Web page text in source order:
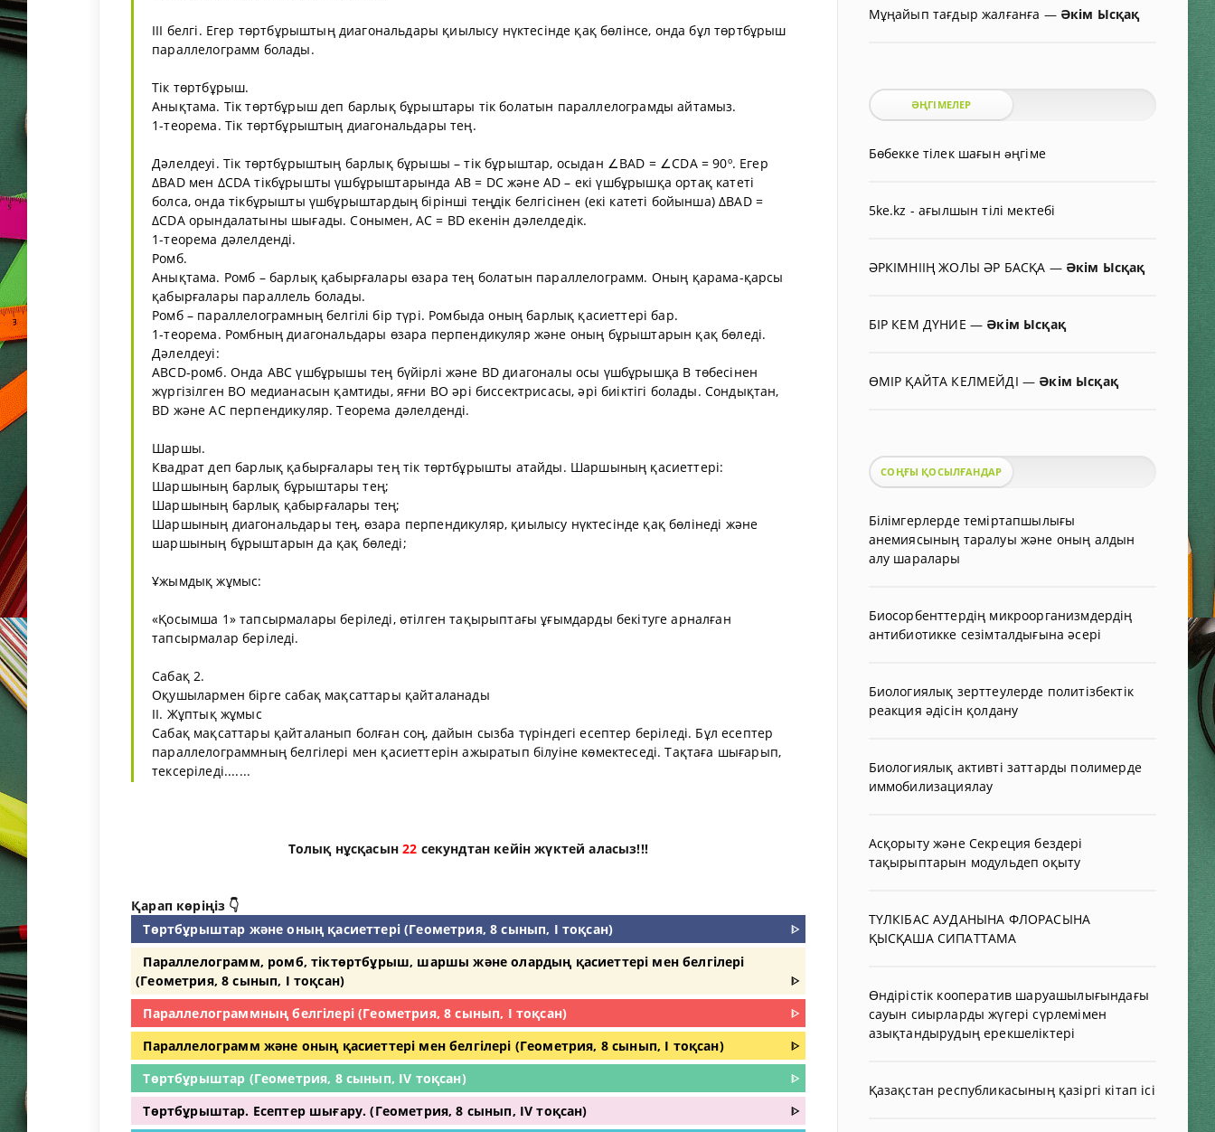
III белгі. Егер төртбұрыштың диагональдары қиылысу нүктесінде қақ бөлінсе, онда бұл төртбұрыш
параллелограмм болады.
Тік төртбұрыш.
Анықтама. Тік төртбұрыш деп барлық бұрыштары тік болатын параллелограмды айтамыз.
1-теорема. Тік төртбұрыштың диагональдары тең.
Дәлелдеуі. Тік төртбұрыштың барлық бұрышы – тік бұрыштар, осыдан ∠BAD = ∠CDA = 90º. Егер
ΔBAD мен ΔCDA тікбұрышты үшбұрыштарында AB = DC және AD – екі үшбұрышқа ортақ катеті
болса, онда тікбұрышты үшбұрыштардың бірінші теңдік белгісінен (екі катеті бойынша) ΔBAD =
ΔCDA орындалатыны шығады. Сонымен, AС = BD екенін дәлелдедік.
1-теорема дәлелденді.
Ромб.
Анықтама. Ромб – барлық қабырғалары өзара тең болатын параллелограмм. Оның қарама-қарсы
қабырғалары параллель болады.
Ромб – параллелограмның белгілі бір түрі. Ромбыда оның барлық қасиеттері бар.
1-теорема. Ромбның диагональдары өзара перпендикуляр және оның бұрыштарын қақ бөледі.
Дәлелдеуі:
ABCD-ромб. Онда ABC үшбұрышы тең бүйірлі және BD диагоналы осы үшбұрышқа B төбесінен
жүргізілген BO медианасын қамтиды, яғни BO әрі биссектрисасы, әрі биіктігі болады. Сондықтан,
BD және AC перпендикуляр. Теорема дәлелденді.
Шаршы.
Квадрат деп барлық қабырғалары тең тік төртбұрышты атайды. Шаршының қасиеттері:
Шаршының барлық бұрыштары тең;
Шаршының барлық қабырғалары тең;
Шаршының диагональдары тең, өзара перпендикуляр, қиылысу нүктесінде қақ бөлінеді және
шаршының бұрыштарын да қақ бөледі;
Ұжымдық жұмыс:
«Қосымша 1» тапсырмалары беріледі, өтілген тақырыптағы ұғымдарды бекітуге арналған
тапсырмалар беріледі.
Сабақ 2.
Оқушылармен бірге сабақ мақсаттары қайталанады
ІІ. Жұптық жұмыс
Сабақ мақсаттары қайталанып болған соң, дайын сызба түріндегі есептер беріледі. Бұл есептер
параллелограммның белгілері мен қасиеттерін ажыратып білуіне көмектеседі. Тақтаға шығарып,
тексеріледі.......
Толық нұсқасын21 секундтан кейін жүктей аласыз!!!
Қарап көріңіз 👇
Төртбұрыштар және оның қасиеттері (Геометрия, 8 сынып, I тоқсан)
ᐈ
Параллелограмм, ромб, тіктөртбұрыш, шаршы және олардың қасиеттері мен белгілері
(Геометрия, 8 сынып, I тоқсан)
ᐈ
Параллелограммның белгілері (Геометрия, 8 сынып, I тоқсан)
ᐈ
Параллелограмм және оның қасиеттері мен белгілері (Геометрия, 8 сынып, I тоқсан)
ᐈ
Төртбұрыштар (Геометрия, 8 сынып, IV тоқсан)
ᐈ
Төртбұрыштар. Есептер шығару. (Геометрия, 8 сынып, IV тоқсан)
ᐈ
Мұңайып тағдыр жалғанға — Әкім Ысқақ
ӘҢГІМЕЛЕР
Бөбекке тілек шағын əңгіме
5ke.kz - ағылшын тілі мектебі
ӘРКІМНІІҢ ЖОЛЫ ӘР БАСҚА — Әкім Ысқақ
БІР КЕМ ДҮНИЕ — Әкім Ысқақ
ӨМІР ҚАЙТА КЕЛМЕЙДІ — Әкім Ысқақ
СОҢҒЫ ҚОСЫЛҒАНДАР
Білімгерлерде теміртапшылығы
анемиясының таралуы және оның алдын
алу шаралары
Биосорбенттердің микроорганизмдердің
антибиотикке сезімталдығына әсері
Биологиялық зерттеулерде политізбектік
реакция әдісін қолдану
Биологиялық активті заттарды полимерде
иммобилизациялау
Асқорыту және Секреция бездері
тақырыптарын модульдеп оқыту
ТҮЛКІБАС АУДАНЫНА ФЛОРАСЫНА
ҚЫСҚАША СИПАТТАМА
Өндірістік кооператив шаруашылығындағы
сауын сиырларды жүгері сүрлемімен
азықтандырудың ерекшеліктері
Қазақстан республикасының қазіргі кітап ісі